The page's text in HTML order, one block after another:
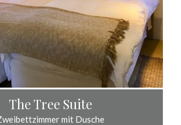
The Tree Suite
mit Dusche